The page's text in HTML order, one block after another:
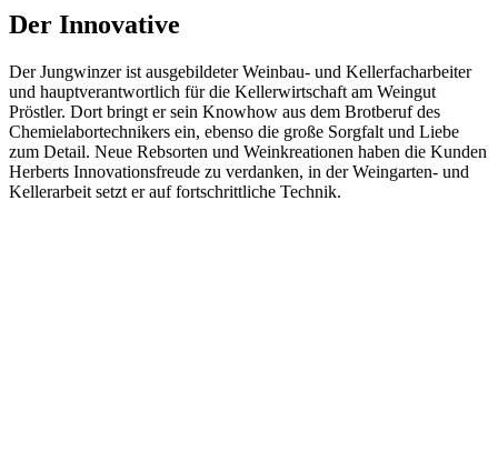
Der Innovative
Der Jungwinzer ist ausgebildeter Weinbau- und Kellerfacharbeiter
und hauptverantwortlich für die Kellerwirtschaft am Weingut
Pröstler. Dort bringt er sein Knowhow aus dem Brotberuf des
Chemielabortechnikers ein, ebenso die große Sorgfalt und Liebe
zum Detail. Neue Rebsorten und Weinkreationen haben die Kunden
Herberts Innovationsfreude zu verdanken, in der Weingarten- und
Kellerarbeit setzt er auf fortschrittliche Technik.